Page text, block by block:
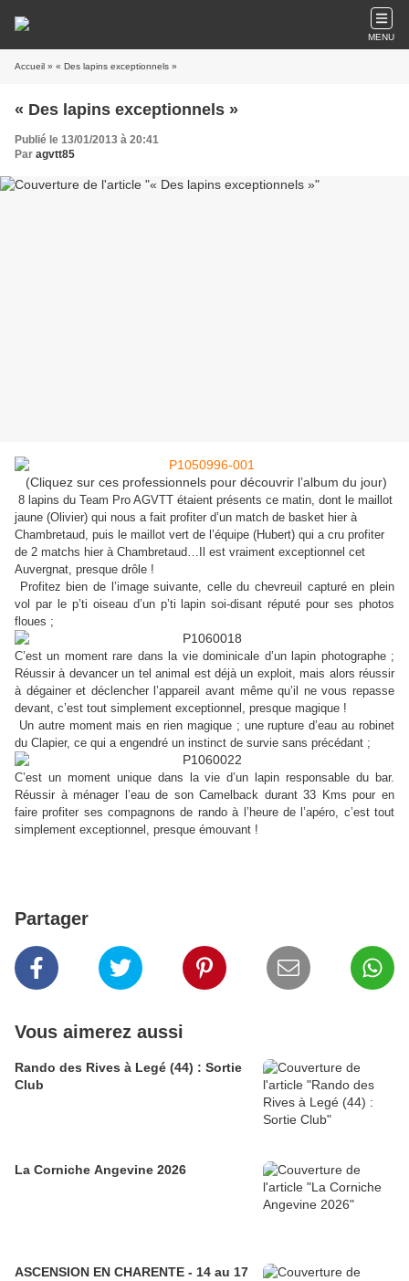
MENU
Accueil » « Des lapins exceptionnels »
« Des lapins exceptionnels »
Publié le 13/01/2013 à 20:41
Par agvtt85
(Cliquez sur ces professionnels pour découvrir l’album du jour)
8 lapins du Team Pro AGVTT étaient présents ce matin, dont le maillot
jaune (Olivier) qui nous a fait profiter d’un match de basket hier à
Chambretaud, puis le maillot vert de l’équipe (Hubert) qui a cru profiter
de 2 matchs hier à Chambretaud…Il est vraiment exceptionnel cet
Auvergnat, presque drôle !
Profitez bien de l’image suivante, celle du chevreuil capturé en plein
vol par le p’ti oiseau d’un p’ti lapin soi-disant réputé pour ses photos
floues ;
C’est un moment rare dans la vie dominicale d’un lapin photographe ;
Réussir à devancer un tel animal est déjà un exploit, mais alors réussir
à dégainer et déclencher l’appareil avant même qu’il ne vous repasse
devant, c’est tout simplement exceptionnel, presque magique !
Un autre moment mais en rien magique ; une rupture d’eau au robinet
du Clapier, ce qui a engendré un instinct de survie sans précédant ;
C’est un moment unique dans la vie d’un lapin responsable du bar.
Réussir à ménager l’eau de son Camelback durant 33 Kms pour en
faire profiter ses compagnons de rando à l’heure de l’apéro, c’est tout
simplement exceptionnel, presque émouvant !
Partager
Vous aimerez aussi
Rando des Rives à Legé (44) : Sortie
Club
La Corniche Angevine 2026
ASCENSION EN CHARENTE - 14 au 17